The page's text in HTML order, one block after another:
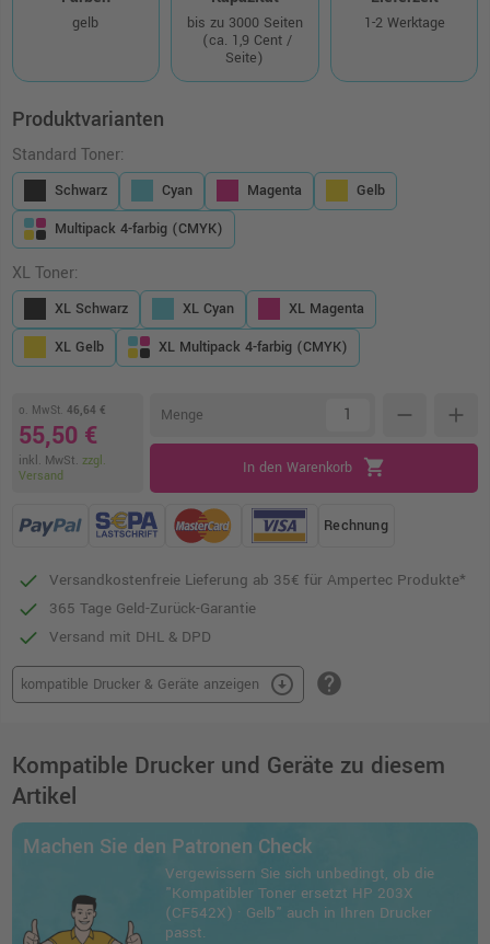
gelb
bis zu 3000 Seiten
(ca. 1,9 Cent /
Seite)
1-2 Werktage
Produktvarianten
Standard Toner:
Schwarz Cyan Magenta
Gelb
Multipack 4-farbig (CMYK)
XL Toner:
XL Schwarz XL Cyan
XL Magenta
XL Gelb
XL Multipack 4-farbig (CMYK)
o. MwSt. 46,64 €
55,50 €
inkl. MwSt. zzgl.
Versand
Menge remove add
In den Warenkorb shopping_cart
Rechnung
Versandkostenfreie Lieferung ab 35€ für Ampertec Produkte*
365 Tage Geld-Zurück-Garantie
Versand mit DHL & DPD
kompatible Drucker & Geräte anzeigen arrow_circle_down help
Kompatible Drucker und Geräte zu diesem
Artikel
Machen Sie den Patronen Check
Vergewissern Sie sich unbedingt, ob die
"Kompatibler Toner ersetzt HP 203X
(CF542X) · Gelb" auch in Ihren Drucker
passt.